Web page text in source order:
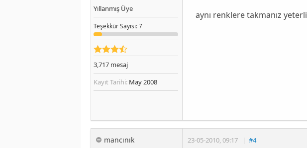
Yıllanmış Üye
TeşekkürSayısı: 7
3,717 mesaj
Kayıt Tarihi: May 2008
aynı renklere takmanız yeterli
mancınık 23-05-2010,09:17 | #4